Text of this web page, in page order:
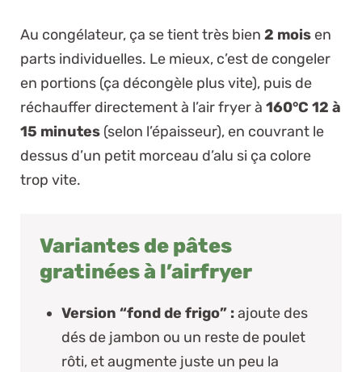
Au congélateur, ça se tient très bien 2 mois en
parts individuelles. Le mieux, c’est de congeler
en portions (ça décongèle plus vite), puis de
réchauffer directement à l’air fryer à 160°C 12 à
15 minutes (selon l’épaisseur), en couvrant le
dessus d’un petit morceau d’alu si ça colore
trop vite.
Variantes de pâtes
gratinées à l’airfryer
Version “fond de frigo” :ajoute des
dés de jambon ou un reste de poulet
rôti, et augmente juste un peu la